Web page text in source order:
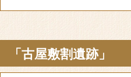
「古屋敷割遺跡」